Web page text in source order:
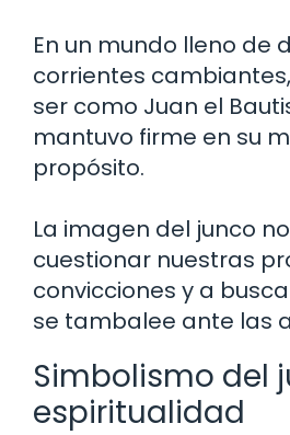
En un mundo lleno de
corrientes
ser como Juan el
mantuvo firme en su
propósito.
La imagen del junco
cuestionar nuestras
convicciones y a
se tambalee ante las
Simbolismo del
espiritualidad